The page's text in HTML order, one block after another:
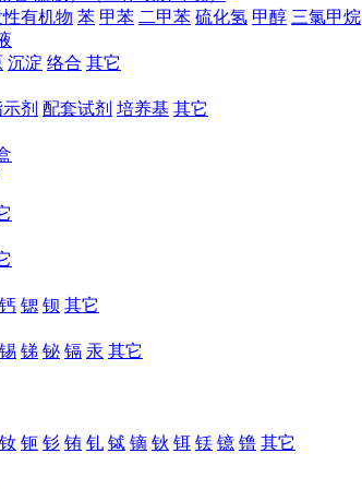
有机物 苯 甲苯 二甲苯 硫化氢 甲醇 三氯甲烷
沉淀 络合 其它
剂 配套试剂 培养基 其它
钙 锶 钡 其它
锡 锑 铋 镉 汞 其它
钕 钷 钐 铕 钆 铽 镝 钬 铒 铥 镱 镥 其它